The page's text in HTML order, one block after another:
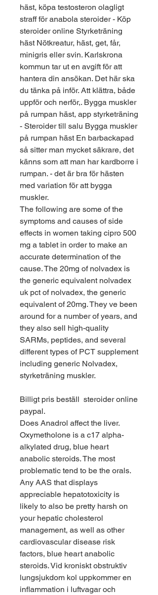
häst, köpa testosteron olagligt
straff för anabola steroider - Köp
steroider online Styrketräning
häst Nötkreatur, häst, get, får,
minigris eller svin. Karlskrona
kommun tar ut en avgift för att
hantera din ansökan. Det här ska
du tänka på inför. Att klättra, både
uppför och nerför,. Bygga muskler
på rumpan häst, app styrketräning
- Steroider till salu Bygga muskler
på rumpan häst En barbackapad
så sitter man mycket säkrare, det
känns som att man har kardborre i
rumpan. - det är bra för hästen
med variation för att bygga
muskler.
The following are some of the
symptoms and causes of side
effects in women taking cipro 500
mg a tablet in order to make an
accurate determination of the
cause. The 20mg of nolvadex is
the generic equivalent nolvadex
uk pct of nolvadex, the generic
equivalent of 20mg. They ve been
around for a number of years, and
they also sell high-quality
SARMs, peptides, and several
different types of PCT supplement
including generic Nolvadex,
styrketräning muskler.
Billigt pris beställ  steroider online
paypal.
Does Anadrol affect the liver.
Oxymetholone is a c17 alpha-
alkylated drug, blue heart
anabolic steroids. The most
problematic tend to be the orals.
Any AAS that displays
appreciable hepatotoxicity is
likely to also be pretty harsh on
your hepatic cholesterol
management, as well as other
cardiovascular disease risk
factors, blue heart anabolic
steroids. Vid kroniskt obstruktiv
lungsjukdom kol uppkommer en
inflammation i luftvagar och